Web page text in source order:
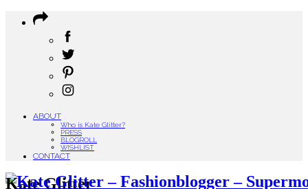
ABOUT
Who is Kate Glitter?
PRESS
BLOGROLL
WISHLIST
CONTACT
Kate Glitter